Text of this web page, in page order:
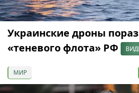
Украинские дроны
«теневого флота» РФ
МИР